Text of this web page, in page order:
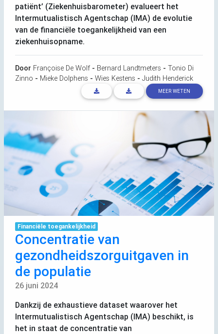
patiënt’ (Ziekenhuisbarometer) evalueert het
Intermutualistisch Agentschap (IMA) de evolutie
van de financiële toegankelijkheid van een
ziekenhuisopname.
Door Françoise De Wolf- Bernard Landtmeters - Tonio Di
Zinno - Mieke Dolphens - Wies Kestens - Judith Henderick
MEER WETEN
Financiële toegankelijkheid
Concentratie van
gezondheidszorguitgaven in
de populatie
26 juni 2024
Dankzij de exhaustieve dataset waarover het
Intermutualistisch Agentschap (IMA) beschikt, is
het in staat de concentratie van